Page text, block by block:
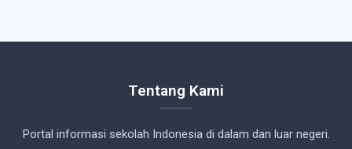
Tentang Kami
Portal informasi sekolah Indonesia di dalam dan luar negeri.